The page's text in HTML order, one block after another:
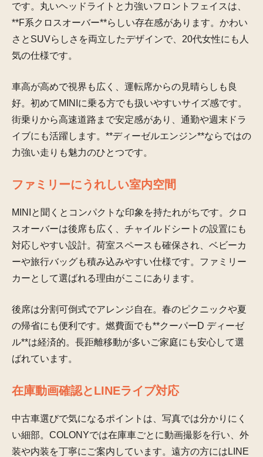
です。丸いヘッドライトと力強いフロントフェイスは、
**F系クロスオーバー**らしい存在感があります。かわい
さとSUVらしさを両立したデザインで、20代女性にも人
気の仕様です。
車高が高めで視界も広く、運転席からの見晴らしも良
好。初めてMINIに乗る方でも扱いやすいサイズ感です。
街乗りから高速道路まで安定感があり、通勤や週末ドラ
イブにも活躍します。**ディーゼルエンジン**ならではの
力強い走りも魅力のひとつです。
ファミリーにうれしい室内空間
MINIと聞くとコンパクトな印象を持たれがちです。クロ
スオーバーは後席も広く、チャイルドシートの設置にも
対応しやすい設計。荷室スペースも確保され、ベビーカ
ーや旅行バッグも積み込みやすい仕様です。ファミリー
カーとして選ばれる理由がここにあります。
後席は分割可倒式でアレンジ自在。春のピクニックや夏
の帰省にも便利です。燃費面でも**クーパーD ディーゼ
ル**は経済的。長距離移動が多いご家庭にも安心して選
ばれています。
在庫動画確認とLINEライブ対応
中古車選びで気になるポイントは、写真では分かりにく
い細部。COLONYでは在庫車ごとに動画撮影を行い、外
装や内装を丁寧にご案内しています。遠方の方にはLINE